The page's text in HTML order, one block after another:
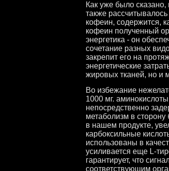
Как уже было
также
кофеин, содержится,
кофеин полученный
энергетика - он
сочетание разных
закрепит его на
энергетические
жировых тканей, но и
Во избежание
1000 мг.
непосредственно
метаболизм в
в нашем продукте,
карбоксильные
использованы в
усиливается еще L-
гарантирует, что
соответствующим